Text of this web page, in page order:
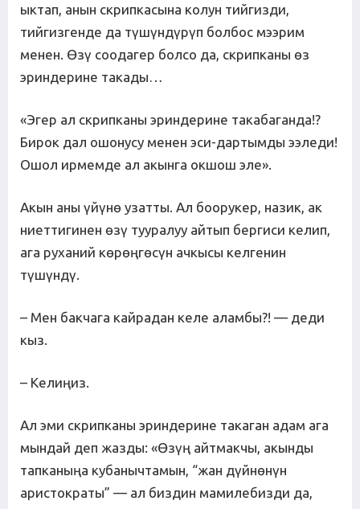
ыктап, анын скрипкасына колун тийгизди,
тийгизгенде да түшүндүрүп болбос мээрим
менен. Өзү соодагер болсо да, скрипканы өз
эриндерине такады…
«Эгер ал скрипканы эриндерине такабаганда!?
Бирок дал ошонусу менен эси-дартымды ээледи!
Ошол ирмемде ал акынга окшош эле».
Акын аны үйүнө узатты. Ал боорукер, назик, ак
ниеттигинен өзү тууралуу айтып бергиси келип,
ага руханий көрөңгөсүн ачкысы келгенин
түшүндү.
– Мен бакчага кайрадан келе аламбы?! — деди
кыз.
– Келиңиз.
Ал эми скрипканы эриндерине такаган адам ага
мындай деп жазды: «Өзүң айтмакчы, акынды
тапканыңа кубанычтамын, “жан дүйнөнүн
аристократы” — ал биздин мамилебизди да,